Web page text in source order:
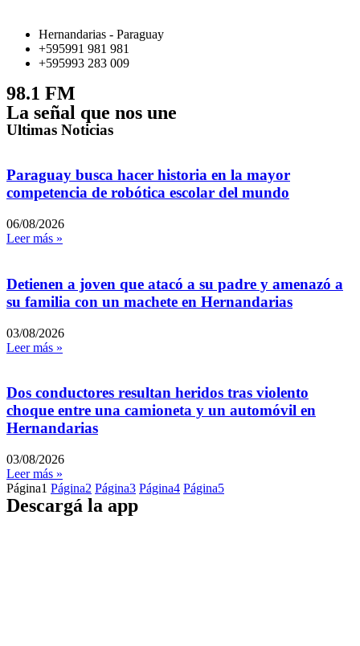
Hernandarias - Paraguay
+595991 981 981
+595993 283 009
98.1 FM
La señal que nos une
Ultimas Noticias
Paraguay busca hacer historia en la mayor
competencia de robótica escolar del mundo
06/08/2026
Leer más »
Detienen a joven que atacó a su padre y amenazó a
su familia con un machete en Hernandarias
03/08/2026
Leer más »
Dos conductores resultan heridos tras violento
choque entre una camioneta y un automóvil en
Hernandarias
03/08/2026
Leer más »
Página1 Página2 Página3 Página4 Página5
Descargá la app